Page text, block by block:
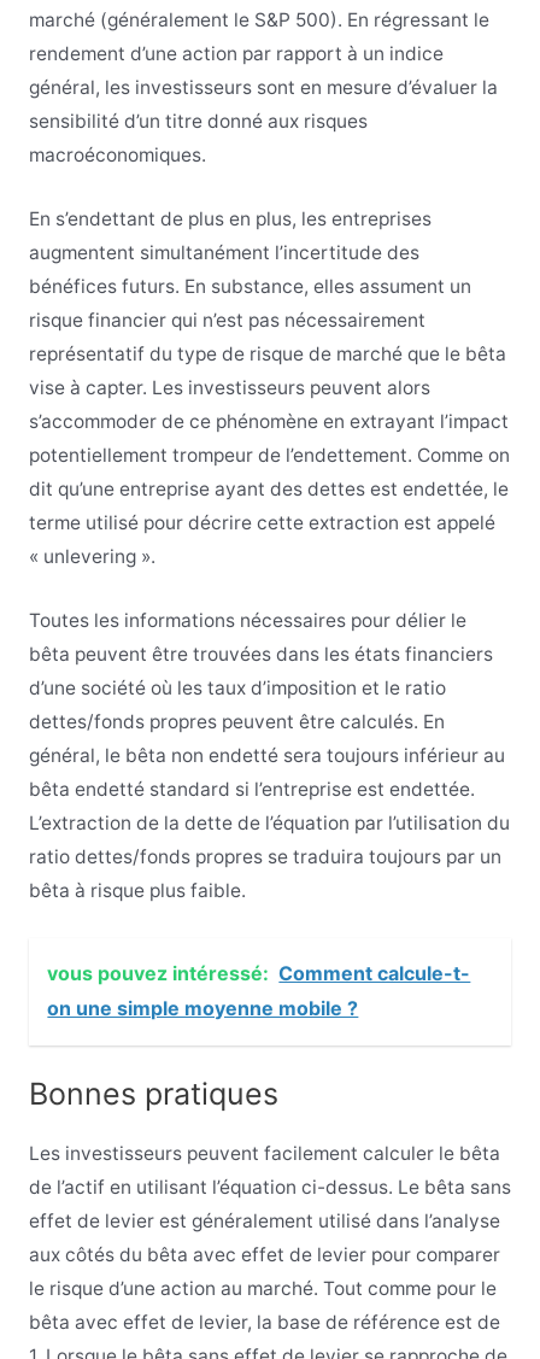
marché (généralement le S&P 500). En régressant le
rendement d’une action par rapport à un indice
général, les investisseurs sont en mesure d’évaluer la
sensibilité d’un titre donné aux risques
macroéconomiques.
En s’endettant de plus en plus, les entreprises
augmentent simultanément l’incertitude des
bénéfices futurs. En substance, elles assument un
risque financier qui n’est pas nécessairement
représentatif du type de risque de marché que le bêta
vise à capter. Les investisseurs peuvent alors
s’accommoder de ce phénomène en extrayant l’impact
potentiellement trompeur de l’endettement. Comme on
dit qu’une entreprise ayant des dettes est endettée, le
terme utilisé pour décrire cette extraction est appelé
« unlevering ».
Toutes les informations nécessaires pour délier le
bêta peuvent être trouvées dans les états financiers
d’une société où les taux d’imposition et le ratio
dettes/fonds propres peuvent être calculés. En
général, le bêta non endetté sera toujours inférieur au
bêta endetté standard si l’entreprise est endettée.
L’extraction de la dette de l’équation par l’utilisation du
ratio dettes/fonds propres se traduira toujours par un
bêta à risque plus faible.
vous pouvez intéressé: Comment calcule-t-
on une simple moyenne mobile ?
Bonnes pratiques
Les investisseurs peuvent facilement calculer le bêta
de l’actif en utilisant l’équation ci-dessus. Le bêta sans
effet de levier est généralement utilisé dans l’analyse
aux côtés du bêta avec effet de levier pour comparer
le risque d’une action au marché. Tout comme pour le
bêta avec effet de levier, la base de référence est de